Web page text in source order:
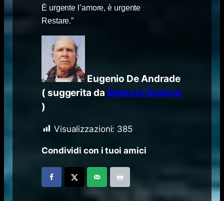
È urgente l’amore, è urgente
Restare.”
Eugenio De Andrade
( suggerita da Bellezze Eoliane
)
Visualizzazioni: 385
Condividi con i tuoi amici